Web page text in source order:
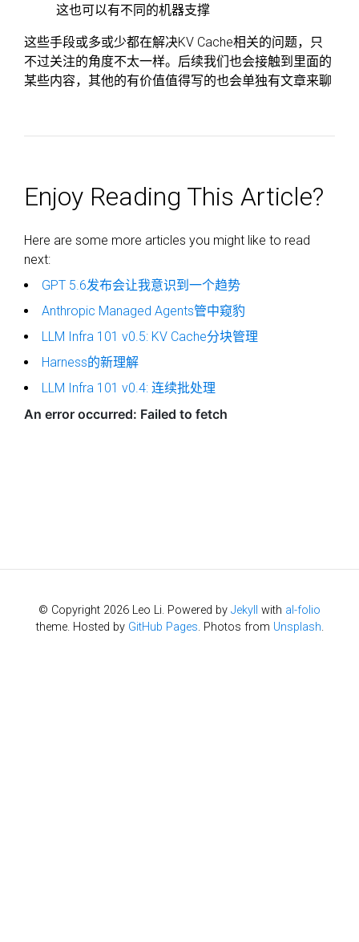
这也可以有不同的机器支撑
这些手段或多或少都在解决KV Cache相关的问题，只
不过关注的角度不太一样。后续我们也会接触到里面的
某些内容，其他的有价值值得写的也会单独有文章来聊
Enjoy Reading This Article?
Here are some more articles you might like to read
next:
GPT 5.6发布会让我意识到一个趋势
Anthropic Managed Agents管中窥豹
LLM Infra 101 v0.5: KV Cache分块管理
Harness的新理解
LLM Infra 101 v0.4: 连续批处理
© Copyright 2026 Leo Li. Powered by Jekyll with al-folio
theme. Hosted by GitHub Pages. Photos from Unsplash.